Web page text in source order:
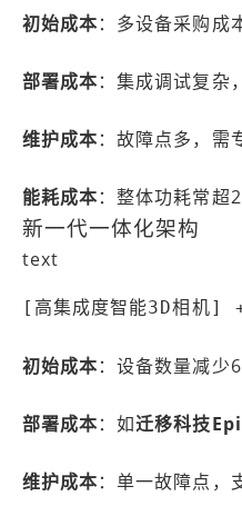
初始成本：多设备采购成
部署成本：集成调试复杂
维护成本：故障点多，需
能耗成本：整体功耗常超
新一代一体化架构
text
[高集成度智能3D相机]
初始成本：设备数量减少
部署成本：如迁移科技
维护成本：单一故障点，